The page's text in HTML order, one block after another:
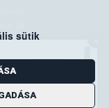
sütik
30.